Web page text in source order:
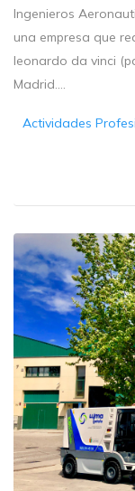
Ingenieros
una empresa que
leonardo da vinci
Madrid....
Actividades